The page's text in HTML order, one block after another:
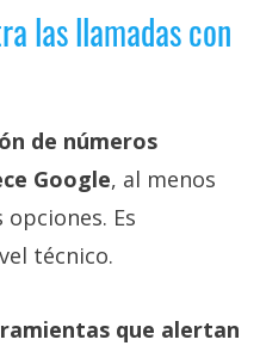
las llamadas con
de números
Google, al menos
Es
técnico.
que alertan